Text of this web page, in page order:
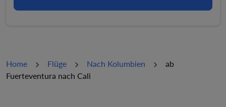
Home Flüge Nach Kolumbien
ab
Fuerteventura nach Cali